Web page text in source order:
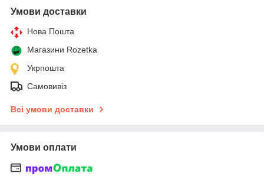
Умови доставки
Нова Пошта
Магазини Rozetka
Укрпошта
Самовивіз
Всі умови доставки
Умови оплати